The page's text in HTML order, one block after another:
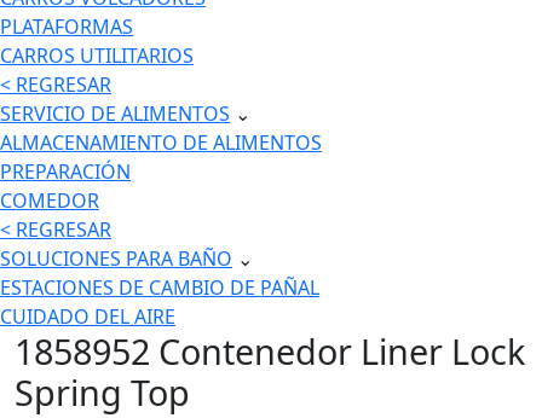
PLATAFORMAS
CARROS UTILITARIOS
< REGRESAR
SERVICIO DE ALIMENTOS ⌄
ALMACENAMIENTO DE ALIMENTOS
PREPARACIÓN
COMEDOR
< REGRESAR
SOLUCIONES PARA BAÑO ⌄
ESTACIONES DE CAMBIO DE PAÑAL
CUIDADO DEL AIRE
1858952 Contenedor Liner Lock
Spring Top